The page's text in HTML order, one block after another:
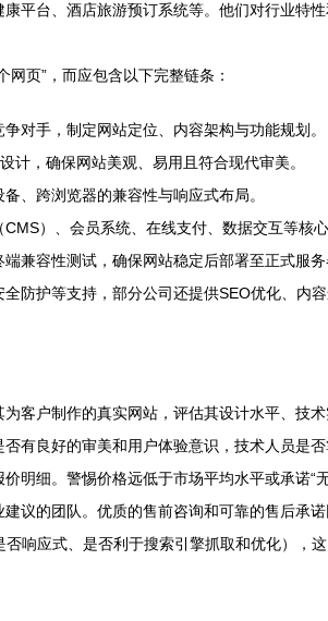
平台、酒店旅游预订系统等。他们对行业特
页”，而应包含以下完整链条：
对手，制定网站定位、内容架构与功能规划。
计，确保网站美观、易用且符合现代审美。
、跨浏览器的兼容性与响应式布局。
）、会员系统、在线支付、数据交互等核心
兼容性测试，确保网站稳定后部署至正式服务
防护等支持，部分公司还提供SEO优化、内容
客户制作的真实网站，评估其设计水平、技
有良好的审美和用户体验意识，技术人员是否
明细。警惕价格远低于市场平均水平或承诺“
议的团队。优质的售前咨询和可靠的售后承诺
响应式、是否利于搜索引擎抓取和优化），